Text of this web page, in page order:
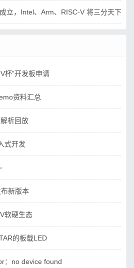
立，Intel、Arm、RISC-V 将三分天下？
杯”开发板申请
资料汇总
析回放
式开发
新版本
软硬生态
的板载LED
：no device found